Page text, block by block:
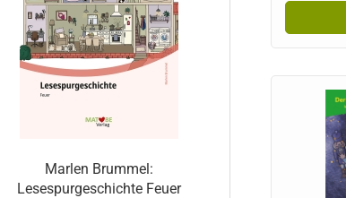
Marlen Brummel:
Lesespurgeschichte Feuer